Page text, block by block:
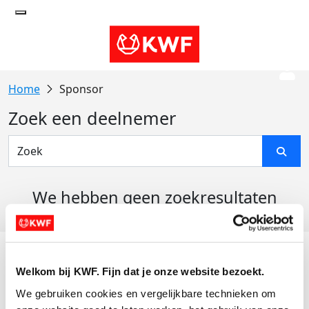
Welkom bij KWF. Fijn dat je onze website bezoekt.
We gebruiken cookies en vergelijkbare technieken om
Sponsor
Zoek een deelnemer
We hebben geen zoekresultaten
Actiematerialen
Evenementen